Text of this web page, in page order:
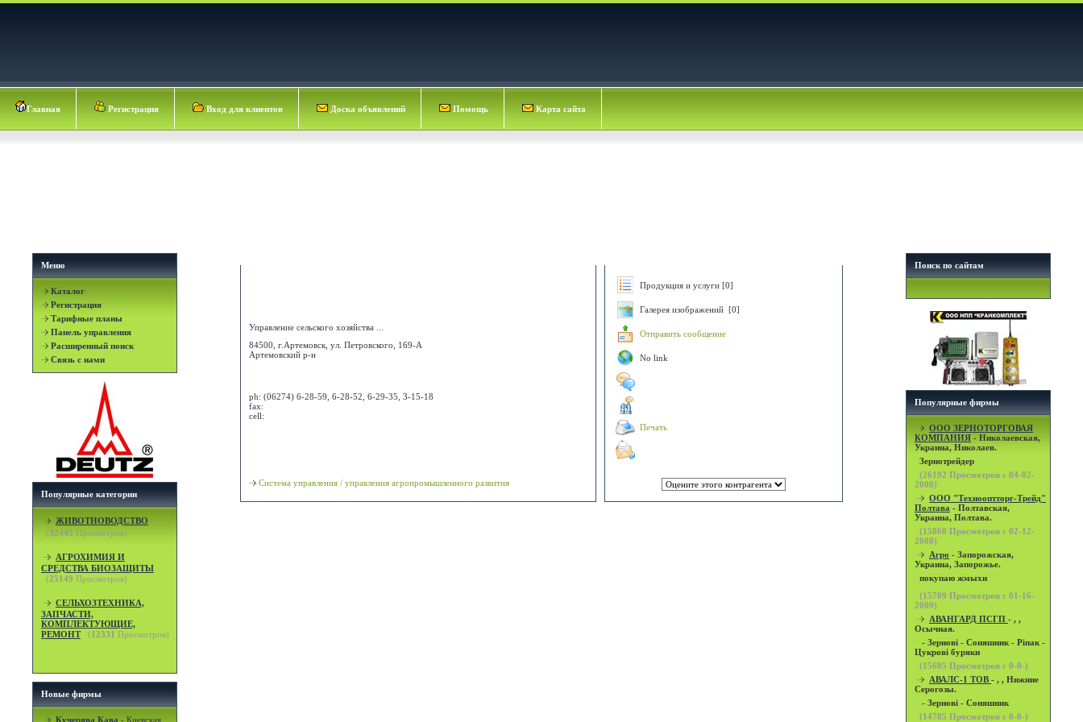
Главная Регистрация Вход для клиентов Доска объявлений Помощь Карта сайта
Меню
Каталог
Регистрация
Тарифные планы
Панель управления
Расширенный поиск
Связь с нами
Популярные категории
ЖИВОТНОВОДСТВО
(32445 Просмотров)
АГРОХИМИЯ И
СРЕДСТВА БИОЗАЩИТЫ
(25149 Просмотров)
СЕЛЬХОЗТЕХНИКА,
ЗАПЧАСТИ,
КОМПЛЕКТУЮЩИЕ,
РЕМОНТ
(12331 Просмотров)
Новые фирмы
Кучерява Кава - Киевская,
Управление сельского хозяйства ...
84500, г.Артемовск, ул. Петровского, 169-А
Артемовский р-н
ph: (06274) 6-28-59, 6-28-52, 6-29-35, 3-15-18
fax:
cell:
Система управления / управления агропромышленного развития
Продукция и услуги [0]
Галерея изображений [0]
Отправить сообщение
No link
Печать
Поиск по сайтам
Популярные фирмы
OOO ЗЕРНОТОРГОВАЯ
КОМПАНИЯ - Николаевская,
Украина, Николаев.
Зернотрейдер
(26192 Просмотров с 04-02-
2008)
ООО "Технооптторг-Трейд"
Полтава - Полтавская,
Украина, Полтава.
(15860 Просмотров с 02-12-
2008)
Агро - Запорожская,
Украина, Запорожье.
покупаю жмыхи
(15709 Просмотров с 01-16-
2009)
АВАНГАРД ПСГП - , ,
Осычная.
- Зернові - Соняшник - Ріпак -
Цукрові буряки
(15605 Просмотров с 0-0-)
АВАЛС-1 ТОВ - , , Нижние
Серогозы.
- Зернові - Соняшник
(14785 Просмотров с 0-0-)